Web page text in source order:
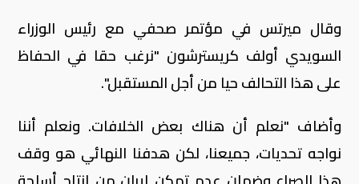
وقال ميرتس في مؤتمر صحفي مع ​رئيس الوزراء
السويدي أولف كريسترشون "نرغب حقا في الحفاظ
على هذا ‌التحالف ⁠حيا من أجل المستقبل".
وأضاف "نعلم أن هناك بعض الخلافات. ونعلم أننا
نواجه تحديات، جميعنا، لكن هدفنا النهائي هو وقف